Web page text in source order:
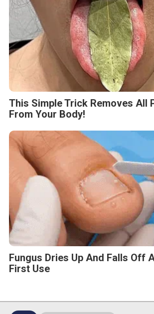
This Simple Trick Removes All
From Your Body!
Fungus Dries Up And Falls Off
First Use
Tag : Mahkamah Agung RI